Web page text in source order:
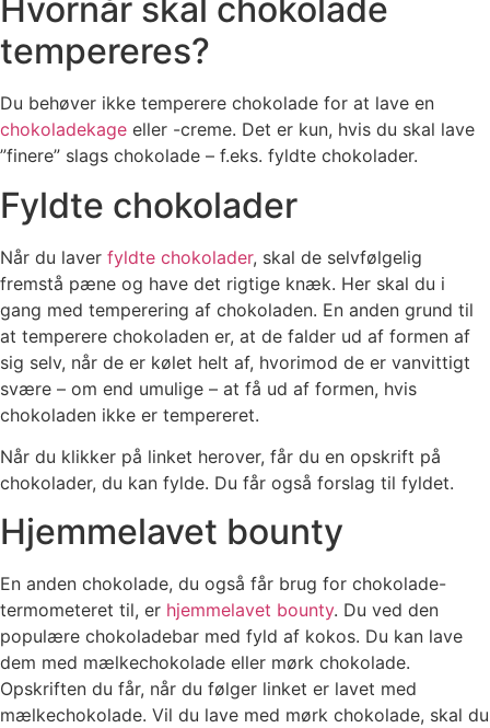
Hvornår skal chokolade
tempereres?
Du behøver ikke temperere chokolade for at lave en
chokoladekage eller -creme. Det er kun, hvis du skal lave
”finere” slags chokolade – f.eks. fyldte chokolader.
Fyldte chokolader
Når du laver fyldte chokolader, skal de selvfølgelig
fremstå pæne og have det rigtige knæk. Her skal du i
gang med temperering af chokoladen. En anden grund til
at temperere chokoladen er, at de falder ud af formen af
sig selv, når de er kølet helt af, hvorimod de er vanvittigt
svære – om end umulige – at få ud af formen, hvis
chokoladen ikke er tempereret.
Når du klikker på linket herover, får du en opskrift på
chokolader, du kan fylde. Du får også forslag til fyldet.
Hjemmelavet bounty
En anden chokolade, du også får brug for chokolade-
termometeret til, er hjemmelavet bounty. Du ved den
populære chokoladebar med fyld af kokos. Du kan lave
dem med mælkechokolade eller mørk chokolade.
Opskriften du får, når du følger linket er lavet med
mælkechokolade. Vil du lave med mørk chokolade, skal du